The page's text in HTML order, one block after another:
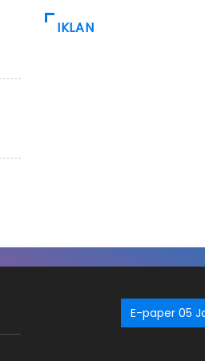
IKLAN
E-paper 05